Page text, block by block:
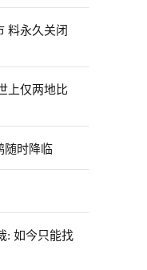
知作战。（美联
料永久关闭
如此，他们担心
上仅两地比
目前世上只有巴
随时降临
行长戴蒙
张就是如此，原
: 如今只能找